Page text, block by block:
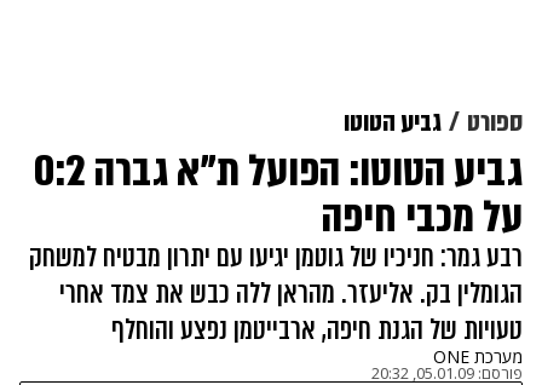
ספורט גביע הטוטו
גביע הטוטו: הפועל ת"א גברה 0:2
על מכבי חיפה
רבע גמר: חניכיו של גוטמן יגיעו עם יתרון מבטיח למשחק
הגומלין בק. אליעזר. מהראן ללה כבש את צמד אחרי
טעויות של הגנת חיפה, ארבייטמן נפצע והוחלף
מערכת ONE
פורסם: 05.01.09, 20:32